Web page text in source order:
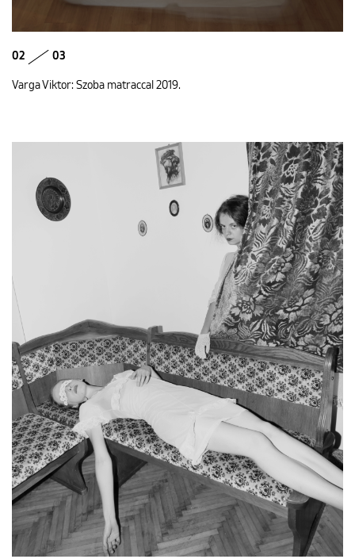
02 03
Varga Viktor: Szoba matraccal 2019.